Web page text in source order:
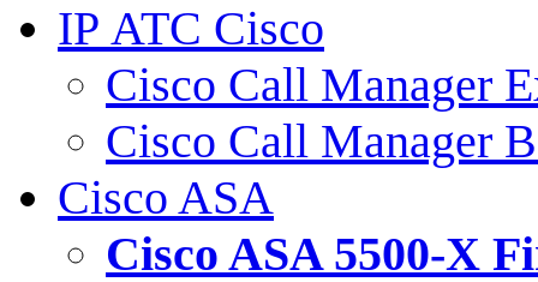
IP АТС Cisco
Cisco Call Manager
Cisco Call Manager
Cisco ASA
Cisco ASA 5500-X